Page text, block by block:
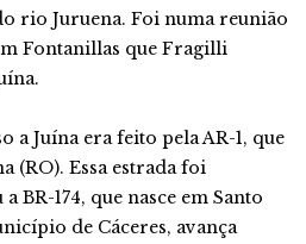
rio Juruena. Foi numa reunião
Fontanillas que Fragilli
a Juína era feito pela AR-1, que
(RO). Essa estrada foi
BR-174, que nasce em Santo
de Cáceres, avança